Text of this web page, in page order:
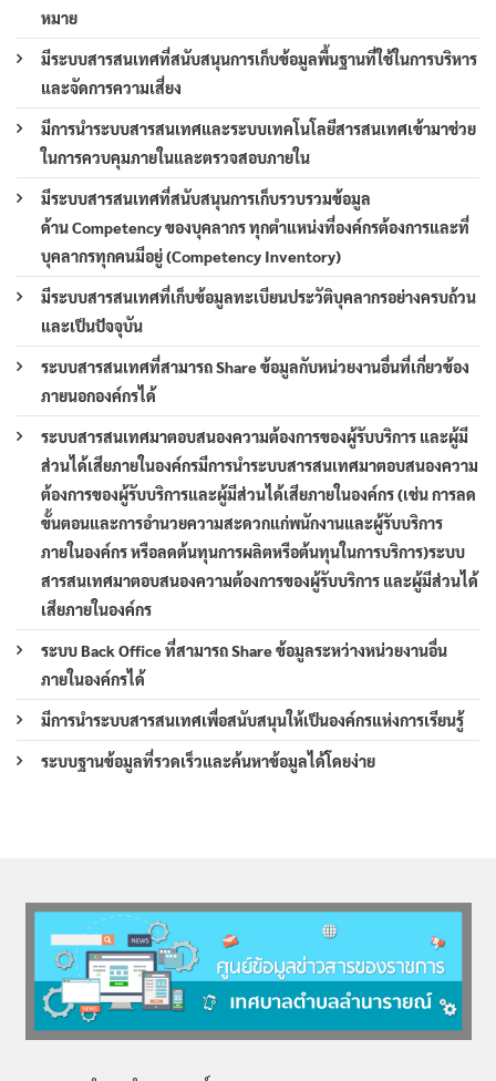
หมาย
มีระบบสารสนเทศที่สนับสนุนการเก็บข้อมูลพื้นฐานที่ใช้ในการบริหาร
และจัดการความเสี่ยง
มีการนำระบบสารสนเทศและระบบเทคโนโลยีสารสนเทศเข้ามาช่วย
ในการควบคุมภายในและตรวจสอบภายใน
มีระบบสารสนเทศที่สนับสนุนการเก็บรวบรวมข้อมูล
ด้าน Competency ของบุคลากร ทุกตำแหน่งที่องค์กรต้องการและที่
บุคลากรทุกคนมีอยู่ (Competency Inventory)
มีระบบสารสนเทศที่เก็บข้อมูลทะเบียนประวัติบุคลากรอย่างครบถ้วน
และเป็นปัจจุบัน
ระบบสารสนเทศที่สามารถ Share ข้อมูลกับหน่วยงานอื่นที่เกี่ยวข้อง
ภายนอกองค์กรได้
ระบบสารสนเทศมาตอบสนองความต้องการของผู้รับบริการ และผู้มี
ส่วนได้เสียภายในองค์กรมีการนำระบบสารสนเทศมาตอบสนองความ
ต้องการของผู้รับบริการและผู้มีส่วนได้เสียภายในองค์กร (เช่น การลด
ขั้นตอนและการอำนวยความสะดวกแก่พนักงานและผู้รับบริการ
ภายในองค์กร หรือลดต้นทุนการผลิตหรือต้นทุนในการบริการ)ระบบ
สารสนเทศมาตอบสนองความต้องการของผู้รับบริการ และผู้มีส่วนได้
เสียภายในองค์กร
ระบบ Back Office ที่สามารถ Share ข้อมูลระหว่างหน่วยงานอื่น
ภายในองค์กรได้
มีการนำระบบสารสนเทศเพื่อสนับสนุนให้เป็นองค์กรแห่งการเรียนรู้
ระบบฐานข้อมูลที่รวดเร็วและค้นหาข้อมูลได้โดยง่าย